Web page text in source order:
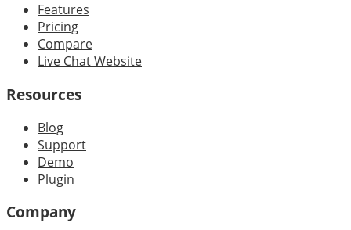
Features
Pricing
Compare
Live Chat Website
Resources
Blog
Support
Demo
Plugin
Company